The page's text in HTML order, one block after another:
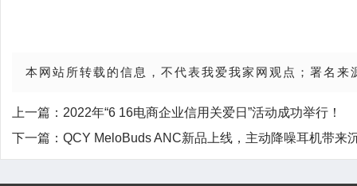
本网站所转载的信息，不代表我爱我家网观点；署名来
上一篇： 2022年“6 16电商企业信用关爱日”活动成功举行！
下一篇： QCY MeloBuds ANC新品上线，主动降噪耳机带来